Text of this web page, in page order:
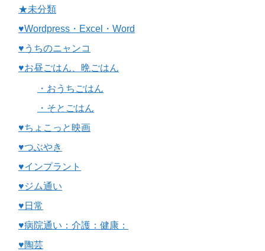
★未分類
♥Wordpress・Excel・Word
♥うちのニャンコ
♥お昼ごはん、晩ごはん
・おうちごはん
・そとごはん
♥ちょこっと映画
♥つぶやき
♥インプラント
♥ジム通い
♥日常
♥病院通い：介護：健康：
♥陶芸